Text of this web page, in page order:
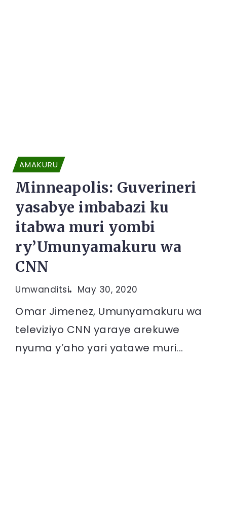
AMAKURU
Minneapolis: Guverineri
yasabye imbabazi ku
itabwa muri yombi
ry’Umunyamakuru wa
CNN
Umwanditsi May 30, 2020
Omar Jimenez, Umunyamakuru wa
televiziyo CNN yaraye arekuwe
nyuma y’aho yari yatawe muri...